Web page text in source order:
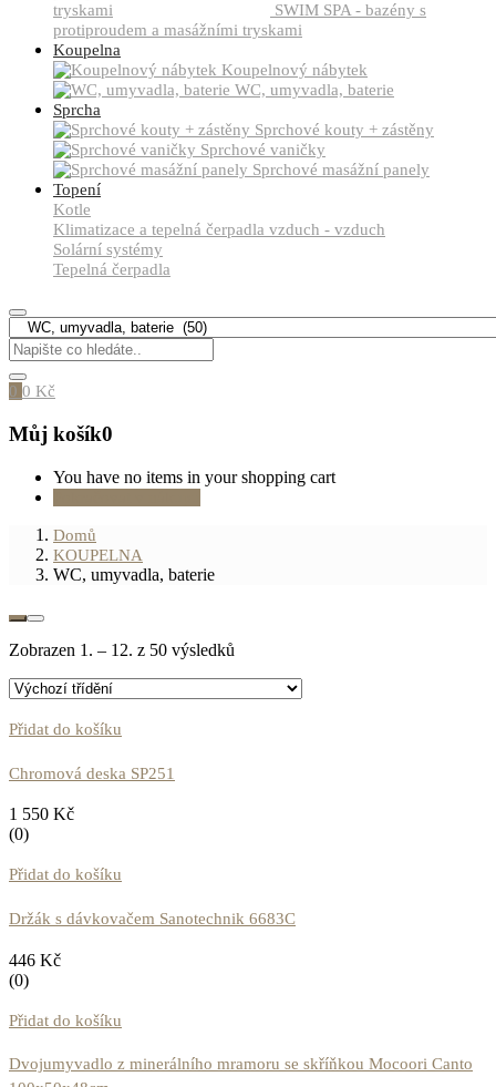
SWIM SPA - bazény s
protiproudem a masážními tryskami
Koupelna
Koupelnový nábytek
WC, umyvadla, baterie
Sprcha
Sprchové kouty + zástěny
Sprchové vaničky
Sprchové masážní panely
Topení
Kotle
Klimatizace a tepelná čerpadla vzduch - vzduch
Solární systémy
Tepelná čerpadla
0 0 Kč
Můj košík0
You have no items in your shopping cart
Domů
KOUPELNA
WC, umyvadla, baterie
Zobrazen 1. – 12. z 50 výsledků
Přidat do košíku
Chromová deska SP251
1 550 Kč
(0)
Přidat do košíku
Držák s dávkovačem Sanotechnik 6683C
446 Kč
(0)
Přidat do košíku
Dvojumyvadlo z minerálního mramoru se skříňkou Mocoori Canto